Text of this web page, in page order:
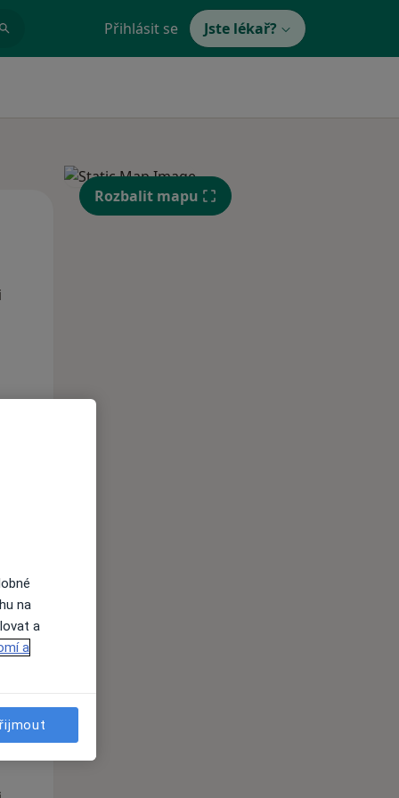
Přihlásit se Jste lékař?
Út St
Rozbalit mapu
na
a
a